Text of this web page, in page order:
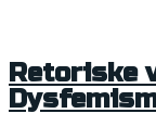
Retoriske